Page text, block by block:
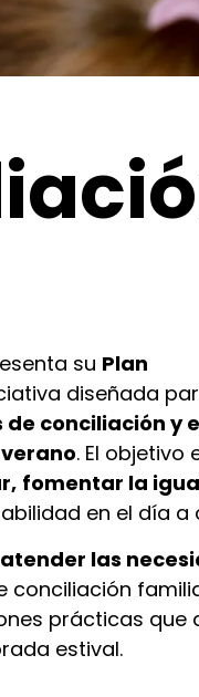
su Plan
diseñada
conciliación y
. El objetivo
fomentar la
en el día a
atender las
conciliación
prácticas que
estival.